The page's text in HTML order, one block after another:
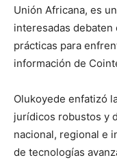
Unión Africana, es
interesadas
prácticas para
información de
Olukoyede enfatizó
jurídicos robustos y
nacional, regional e
de tecnologías